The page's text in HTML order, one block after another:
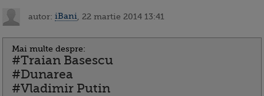
autor: iBani , 22 martie 2014 13:41
Mai multe despre:
#Traian Basescu
#Dunarea
#Vladimir Putin